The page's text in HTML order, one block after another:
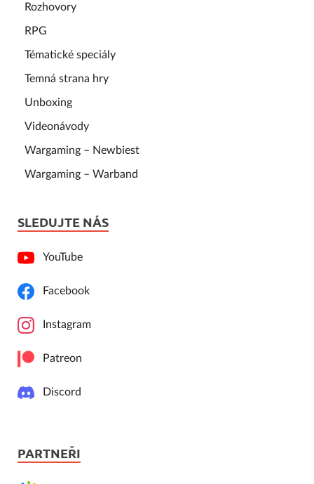
Rozhovory
RPG
Tématické speciály
Temná strana hry
Unboxing
Videonávody
Wargaming – Newbiest
Wargaming – Warband
SLEDUJTE NÁS
YouTube
Facebook
Instagram
Patreon
Discord
PARTNEŘI